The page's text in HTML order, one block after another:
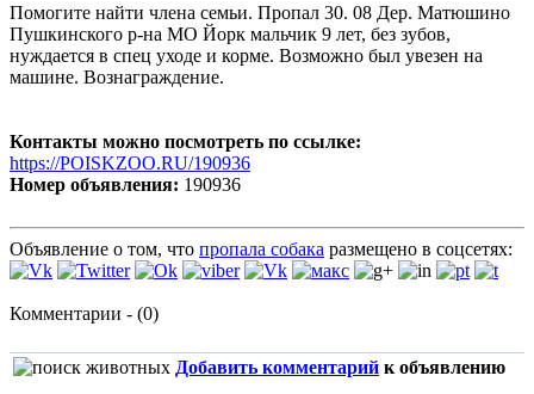
Помогите найти члена семьи. Пропал 30. 08 Дер. Матюшино
Пушкинского р-на МО Йорк мальчик 9 лет, без зубов,
нуждается в спец уходе и корме. Возможно был увезен на
машине. Вознаграждение.
Контакты можно посмотреть по ссылке:
https://POISKZOO.RU/190936
Номер объявления: 190936
Объявление о том, что пропала собака размещено в соцсетях:
Комментарии - (0)
Добавить комментарий к объявлению